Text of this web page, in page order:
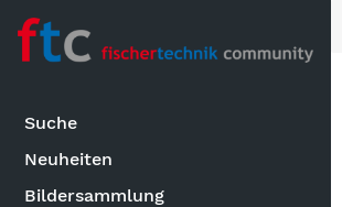
Suche
Neuheiten
Bildersammlung